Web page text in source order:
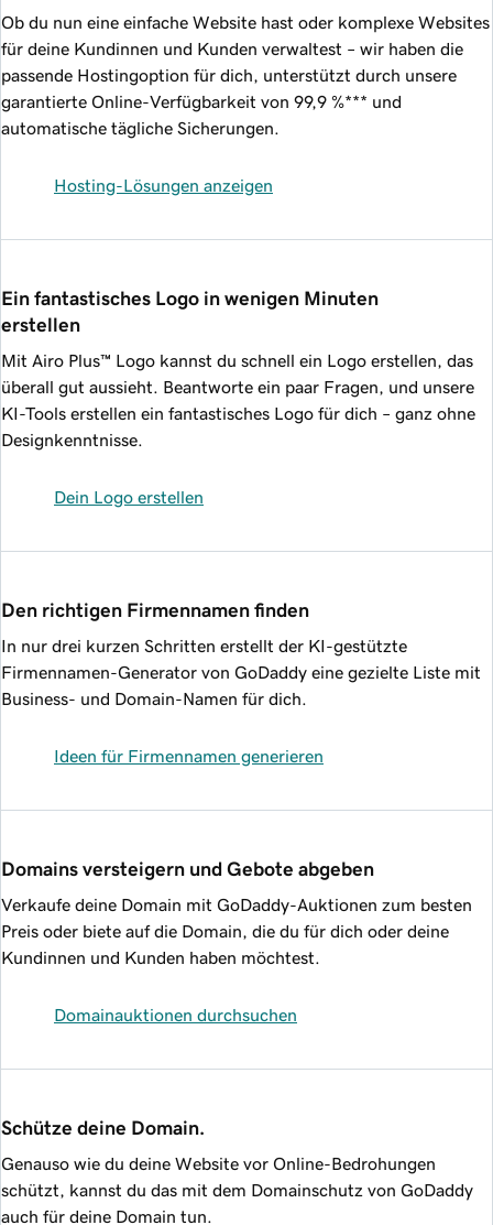
Ob du nun eine einfache Website hast oder komplexe Websites
für deine Kundinnen und Kunden verwaltest – wir haben die
passende Hostingoption für dich, unterstützt durch unsere
garantierte Online-Verfügbarkeit von 99,9 %*** und
automatische tägliche Sicherungen.
Hosting-Lösungen anzeigen
Ein fantastisches Logo in wenigen Minuten
erstellen
Mit Airo Plus™ Logo kannst du schnell ein Logo erstellen, das
überall gut aussieht. Beantworte ein paar Fragen, und unsere
KI-Tools erstellen ein fantastisches Logo für dich – ganz ohne
Designkenntnisse.
Dein Logo erstellen
Den richtigen Firmennamen finden
In nur drei kurzen Schritten erstellt der KI-gestützte
Firmennamen-Generator von GoDaddy eine gezielte Liste mit
Business- und Domain-Namen für dich.
Ideen für Firmennamen generieren
Domains versteigern und Gebote abgeben
Verkaufe deine Domain mit GoDaddy-Auktionen zum besten
Preis oder biete auf die Domain, die du für dich oder deine
Kundinnen und Kunden haben möchtest.
Domainauktionen durchsuchen
Schütze deine Domain.
Genauso wie du deine Website vor Online-Bedrohungen
schützt, kannst du das mit dem Domainschutz von GoDaddy
auch für deine Domain tun.